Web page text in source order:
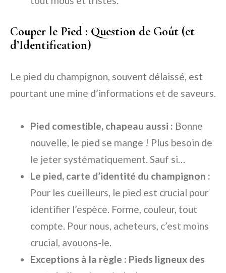
Couper le Pied : Question de Goût (et
d’Identification)
Le pied du champignon, souvent délaissé, est
pourtant une mine d’informations et de saveurs.
Pied comestible, chapeau aussi : Bonne
nouvelle, le pied se mange ! Plus besoin de
le jeter systématiquement. Sauf si…
Le pied, carte d’identité du champignon :
Pour les cueilleurs, le pied est crucial pour
identifier l’espèce. Forme, couleur, tout
compte. Pour nous, acheteurs, c’est moins
crucial, avouons-le.
Exceptions à la règle : Pieds ligneux des